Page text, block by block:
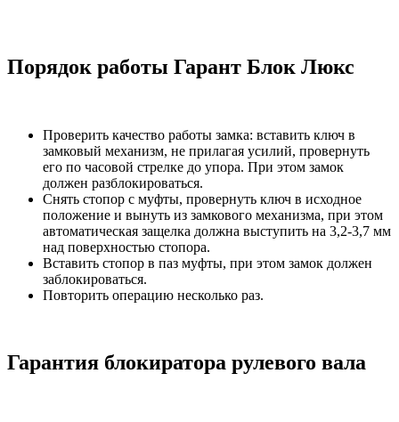
Порядок работы Гарант Блок Люкс
Проверить качество работы замка: вставить ключ в
замковый механизм, не прилагая усилий, провернуть
его по часовой стрелке до упора. При этом замок
должен разблокироваться.
Снять стопор с муфты, провернуть ключ в исходное
положение и вынуть из замкового механизма, при этом
автоматическая защелка должна выступить на 3,2-3,7 мм
над поверхностью стопора.
Вставить стопор в паз муфты, при этом замок должен
заблокироваться.
Повторить операцию несколько раз.
Гарантия блокиратора рулевого вала